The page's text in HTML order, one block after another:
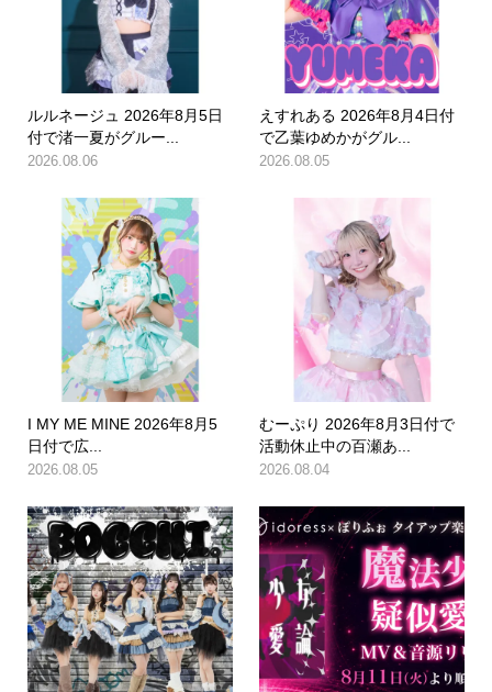
ルルネージュ 2026年8月5日
付で渚一夏がグルー...
2026.08.06
えすれある 2026年8月4日付
で乙葉ゆめかがグル...
2026.08.05
I MY ME MINE 2026年8月5
日付で広...
2026.08.05
むーぷり 2026年8月3日付で
活動休止中の百瀬あ...
2026.08.04